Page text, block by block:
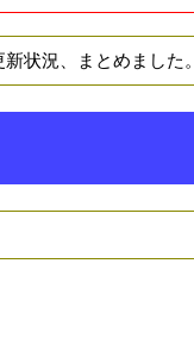
状況、まとめました。